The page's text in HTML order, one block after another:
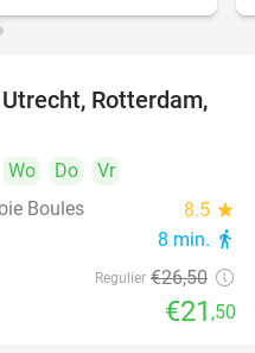
19%
Rotterdam,
Wo Do
Vr
Boules
8.5 star
8 min. directions_walk
Regulier €26,50
€21 ,50